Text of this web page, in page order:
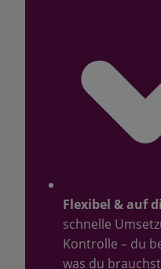
Flexibel & auf
schnelle
Kontrolle – du
was du